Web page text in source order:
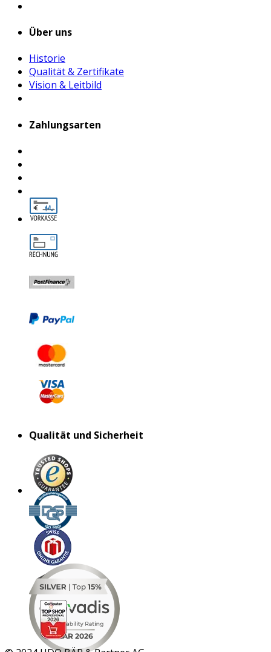
Über uns
Historie
Qualität & Zertifikate
Vision & Leitbild
Zahlungsarten
Qualität und Sicherheit
MAR 2026